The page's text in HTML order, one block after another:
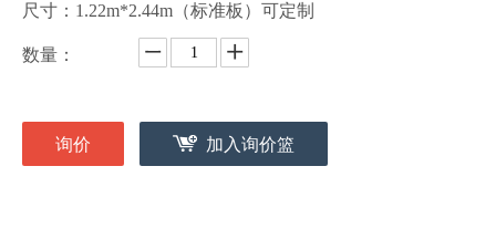
尺寸：1.22m*2.44m（标准板）可定制
数量：
询价 加入询价篮